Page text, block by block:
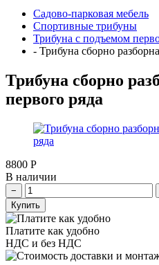
Садово-парковая мебель
Спортивные трибуны
Трибуна с подъемом
- Трибуна сборно
Трибуна сборно
первого ряда
8800 Р
В наличии
Купить
Платите как удобно
НДС и без НДС